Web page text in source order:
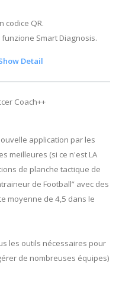
codice QR.
Smart Diagnosis.
Detail
Soccer Coach++
application par les
meilleures (si ce n'est LA
de planche tactique de
de Football” avec des
moyenne de 4,5 dans le
les outils nécessaires pour
de nombreuses équipes)